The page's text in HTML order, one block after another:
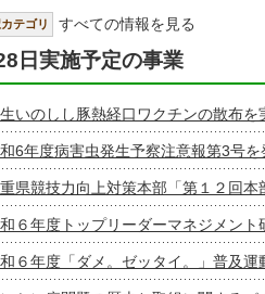
テゴリ すべての情報を見る
日実施予定の事業
いのしし豚熱経口ワクチンの散布を
6年度病害虫発生予察注意報第3号を
県競技力向上対策本部「第１２回本
６年度トップリーダーマネジメント
６年度「ダメ。ゼッタイ。」普及運